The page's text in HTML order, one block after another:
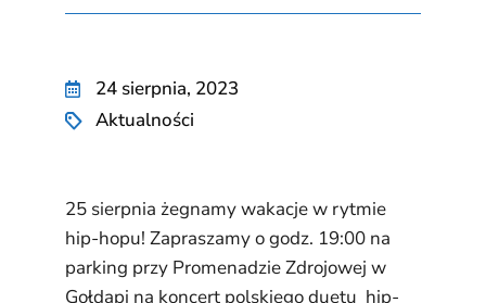
24 sierpnia, 2023
Aktualności
25 sierpnia żegnamy wakacje w rytmie
hip-hopu! Zapraszamy o godz. 19:00 na
parking przy Promenadzie Zdrojowej w
Gołdapi na koncert polskiego duetu hip-